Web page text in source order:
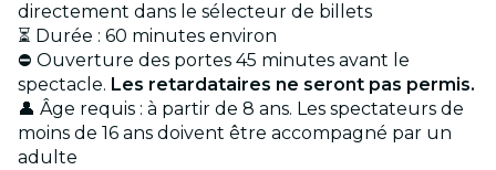
directement dans le sélecteur de billets
⏳ Durée : 60 minutes environ
⛔ Ouverture des portes 45 minutes avant le
spectacle. Les retardataires ne seront pas permis.
👤 Âge requis : à partir de 8 ans. Les spectateurs de
moins de 16 ans doivent être accompagné par un
adulte